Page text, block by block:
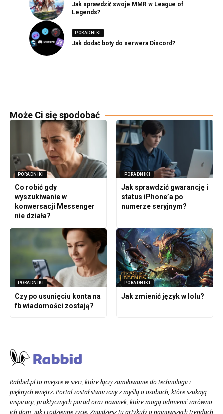
Jak sprawdzić swoje MMR w League of
Legends?
PORADNIKI
Jak dodać boty do serwera Discord?
Może Ci się spodobać
PORADNIKI
Co robić gdy
wyszukiwanie w
konwersacji Messenger
nie działa?
PORADNIKI
Jak sprawdzić gwarancję i
status iPhone’a po
numerze seryjnym?
PORADNIKI
Czy po usunięciu konta na
fb wiadomości zostają?
PORADNIKI
Jak zmienić język w lolu?
Rabbid.pl to miejsce w sieci, które łączy zamiłowanie do technologii i
pięknych wnętrz. Portal został stworzony z myślą o osobach, które szukają
inspiracji, praktycznych porad oraz nowinek, które mogą odmienić zarówno
ich dom, jak i codzienne życie. Znajdziesz tu artykuły o najnowszych trendach